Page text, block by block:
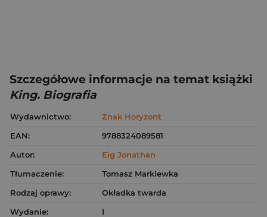
Szczegółowe informacje na temat książki
King. Biografia
Wydawnictwo:
Znak Horyzont
EAN:
9788324089581
Autor:
Eig Jonathan
Tłumaczenie:
Tomasz Markiewka
Rodzaj oprawy:
Okładka twarda
Wydanie:
I